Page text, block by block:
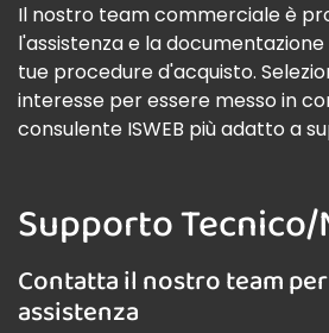
Il nostro team commerciale è
l'assistenza e la
tue procedure d'acquisto.
interesse per essere messo in
consulente ISWEB più adatto a
Supporto
Contatta il nostro team
assistenza